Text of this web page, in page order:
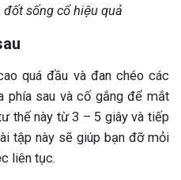
sống cổ hiệu quả
quá đầu và đan chéo các
phía sau và cố gắng để mắt
thế này từ 3 – 5 giây và tiếp
tập này sẽ giúp bạn đỡ mỏi
liên tục.